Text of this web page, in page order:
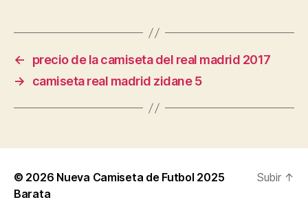
←
precio de la camiseta del real madrid 2017
→
camiseta real madrid zidane 5
© 2026 Nueva Camiseta de Futbol 2025
Barata
Subir ↑